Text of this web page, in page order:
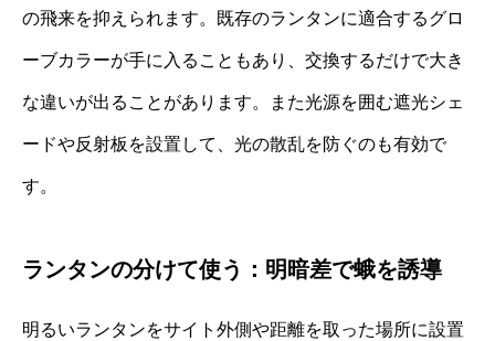
の飛来を抑えられます。既存のランタンに適合するグロ
ーブカラーが手に入ることもあり、交換するだけで大き
な違いが出ることがあります。また光源を囲む遮光シェ
ードや反射板を設置して、光の散乱を防ぐのも有効で
す。
ランタンの分けて使う：明暗差で蛾を誘導
明るいランタンをサイト外側や距離を取った場所に設置